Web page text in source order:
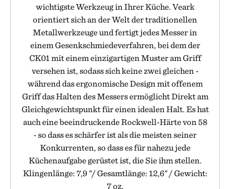
wichtigste Werkzeug in Ihrer Küche. Veark
orientiert sich an der Welt der traditionellen
Metallwerkzeuge und fertigt jedes Messer in
einem Gesenkschmiedeverfahren, bei dem der
CK01 mit einem einzigartigen Muster am Griff
versehen ist, sodass sich keine zwei gleichen -
während das ergonomische Design mit offenem
Griff das Halten des Messers ermöglicht Direkt am
Gleichgewichtspunkt für einen idealen Halt. Es hat
auch eine beeindruckende Rockwell-Härte von 58
- so dass es schärfer ist als die meisten seiner
Konkurrenten, so dass es für nahezu jede
Küchenaufgabe gerüstet ist, die Sie ihm stellen.
Klingenlänge: 7,9 "/ Gesamtlänge: 12,6" / Gewicht:
7 oz.